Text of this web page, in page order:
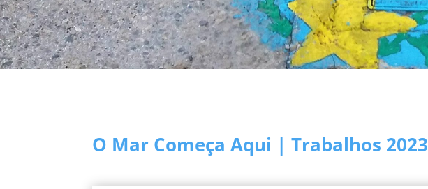
O Mar Começa Aqui | Trabalhos 2023